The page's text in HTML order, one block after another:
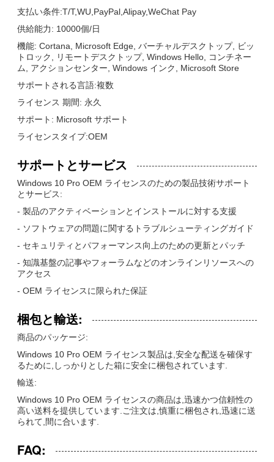
支払い条件:T/T,WU,PayPal,Alipay,WeChat Pay
供給能力: 10000個/日
機能: Cortana, Microsoft Edge, バーチャルデスクトップ, ビッ
トロック, リモートデスクトップ, Windows Hello, コンチネー
ム, アクションセンター, Windows インク, Microsoft Store
サポートされる言語:複数
ライセンス 期間: 永久
サポート: Microsoft サポート
ライセンスタイプ:OEM
サポートとサービス
Windows 10 Pro OEM ライセンスのための製品技術サポート
とサービス:
- 製品のアクティベーションとインストールに対する支援
- ソフトウェアの問題に関するトラブルシューティングガイド
- セキュリティとパフォーマンス向上のための更新とパッチ
- 知識基盤の記事やフォーラムなどのオンラインリソースへの
アクセス
- OEM ライセンスに限られた保証
梱包と輸送:
商品のパッケージ:
Windows 10 Pro OEM ライセンス製品は,安全な配送を確保す
るために,しっかりとした箱に安全に梱包されています.
輸送:
Windows 10 Pro OEM ライセンスの商品は,迅速かつ信頼性の
高い送料を提供しています.ご注文は,慎重に梱包され,迅速に送
られて,間に合います.
FAQ: